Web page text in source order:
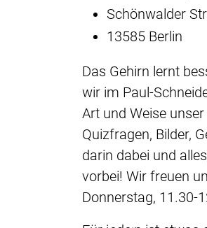
Schönwalder
13585 Berlin
Das Gehirn lernt
wir im Paul-
Art und Weise
Quizfragen, Bilder,
darin dabei und
vorbei! Wir freuen
Donnerstag, 11.30-